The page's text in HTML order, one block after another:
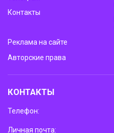
Контакты
Реклама на сайте
Авторские права
КОНТАКТЫ
Телефон:
Личная почта: